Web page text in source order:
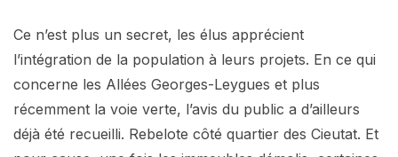
Ce n’est plus un secret, les élus apprécient
l’intégration de la population à leurs projets. En ce qui
concerne les Allées Georges-Leygues et plus
récemment la voie verte, l’avis du public a d’ailleurs
déjà été recueilli. Rebelote côté quartier des Cieutat. Et